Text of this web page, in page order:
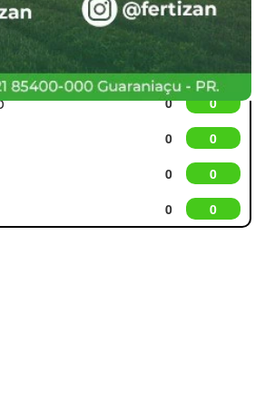
Cotações
0 0
0 0
0 0
0 0